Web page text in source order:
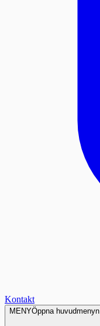
Kontakt
MENYÖppna huvudmenyn